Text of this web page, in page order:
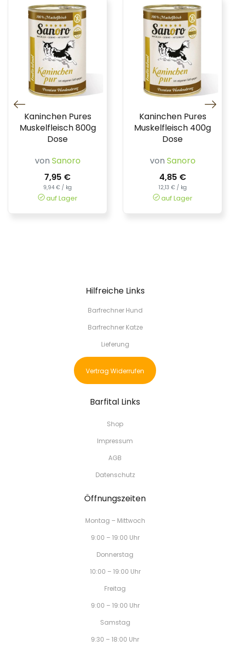
Kaninchen Pures
Muskelfleisch 800g
Dose
von Sanoro
7,95 €
9,94 € / kg
auf Lager
Kaninchen Pures
Muskelfleisch 400g
Dose
von Sanoro
4,85 €
12,13 € / kg
auf Lager
Hilfreiche Links
Barfrechner Hund
Barfrechner Katze
Lieferung
Vertrag Widerrufen
Barfital Links
Shop
Impressum
AGB
Datenschutz
Öffnungszeiten
Montag – Mittwoch
9:00 – 19:00 Uhr
Donnerstag
10:00 – 19:00 Uhr
Freitag
9:00 – 19:00 Uhr
Samstag
9:30 – 18:00 Uhr